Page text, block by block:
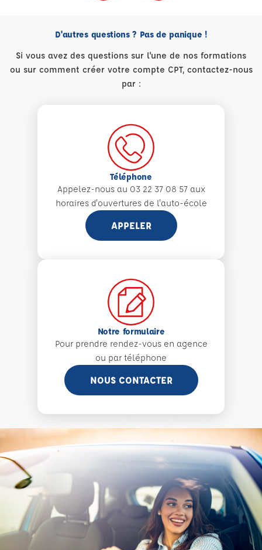
D'autres questions ? Pas de panique !
Si vous avez des questions sur l'une de nos formations
ou sur comment créer votre compte CPT, contactez-nous
par :
Téléphone
Appelez-nous au 03 22 37 08 57 aux
horaires d'ouvertures de l'auto-école
APPELER
Notre formulaire
Pour prendre rendez-vous en agence
ou par téléphone
NOUS CONTACTER